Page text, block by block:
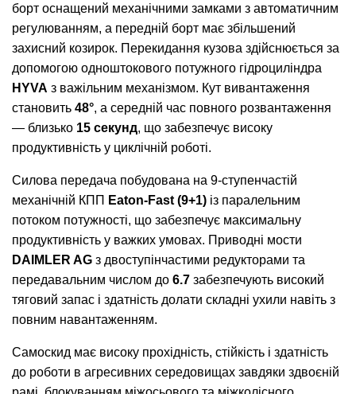
борт оснащений механічними замками з автоматичним
регулюванням, а передній борт має збільшений
захисний козирок. Перекидання кузова здійснюється за
допомогою одноштокового потужного гідроциліндра
HYVA з важільним механізмом. Кут вивантаження
становить 48°, а середній час повного розвантаження
— близько 15 секунд, що забезпечує високу
продуктивність у циклічній роботі.
Силова передача побудована на 9-ступенчастій
механічній КПП Eaton-Fast (9+1) із паралельним
потоком потужності, що забезпечує максимальну
продуктивність у важких умовах. Приводні мости
DAIMLER AG з двоступінчастими редукторами та
передавальним числом до 6.7 забезпечують високий
тяговий запас і здатність долати складні ухили навіть з
повним навантаженням.
Самоскид має високу прохідність, стійкість і здатність
до роботи в агресивних середовищах завдяки здвоєній